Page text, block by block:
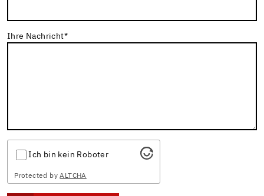
Ihre Nachricht*
Ich bin kein Roboter
Protected byALTCHA